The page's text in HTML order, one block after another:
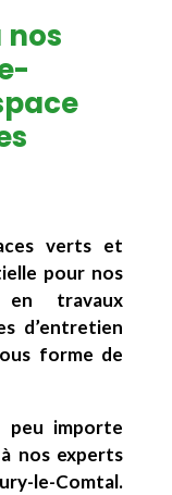
nos
verts et
pour nos
en travaux
d’entretien
forme de
peu importe
nos experts
le-Comtal.